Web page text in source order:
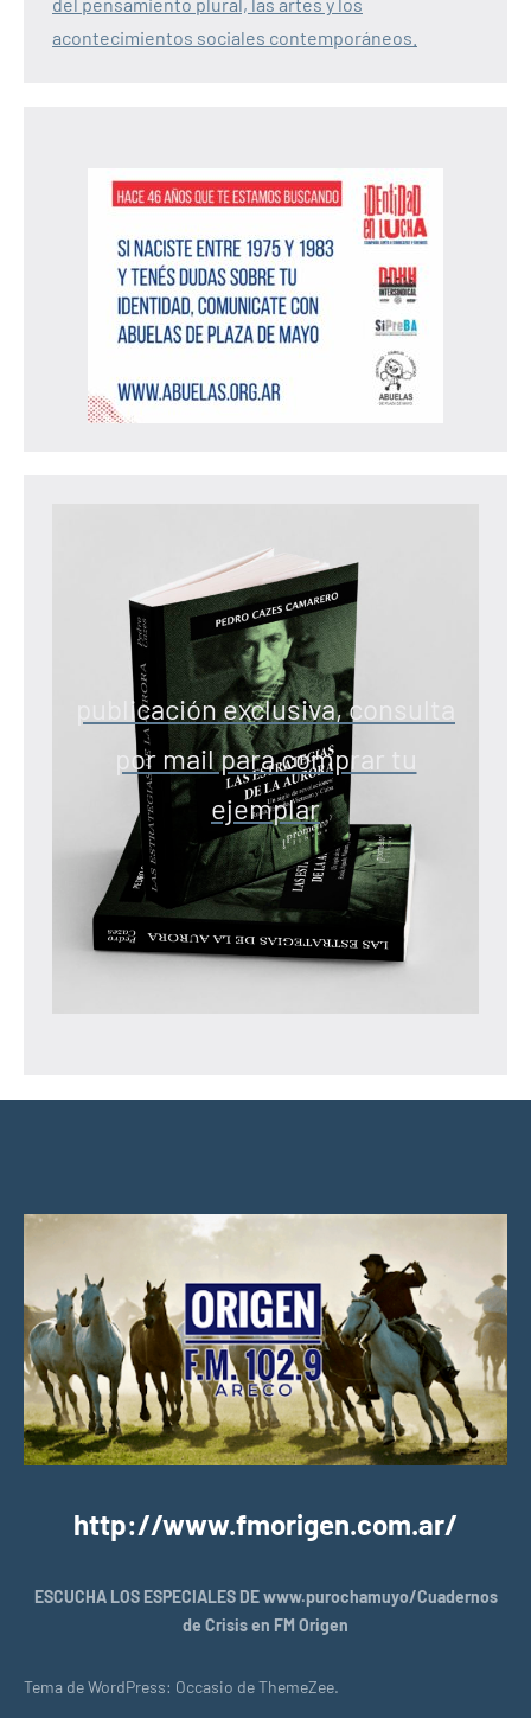
acontecimientos sociales contemporáneos.
publicación exclusiva, consulta
por mail para comprar tu
ejemplar
http://www.fmorigen.com.ar/
ESCUCHA LOS ESPECIALES DE www.purochamuyo/Cuadernos
de Crisis en FM Origen
Tema de WordPress: Occasio de ThemeZee.